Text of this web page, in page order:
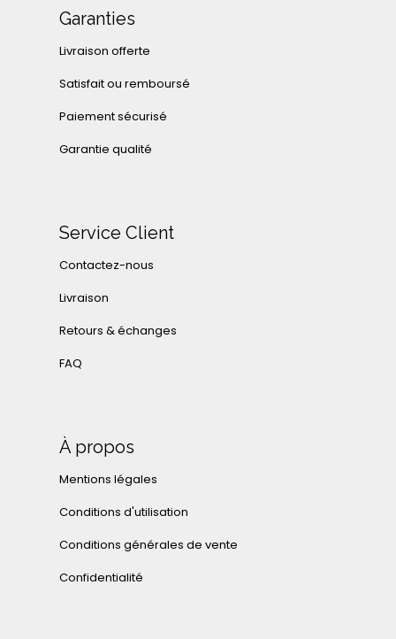
Garanties
Livraison offerte
Satisfait ou remboursé
Paiement sécurisé
Garantie qualité
Service Client
Contactez-nous
Livraison
Retours & échanges
FAQ
À propos
Mentions légales
Conditions d'utilisation
Conditions générales de vente
Confidentialité